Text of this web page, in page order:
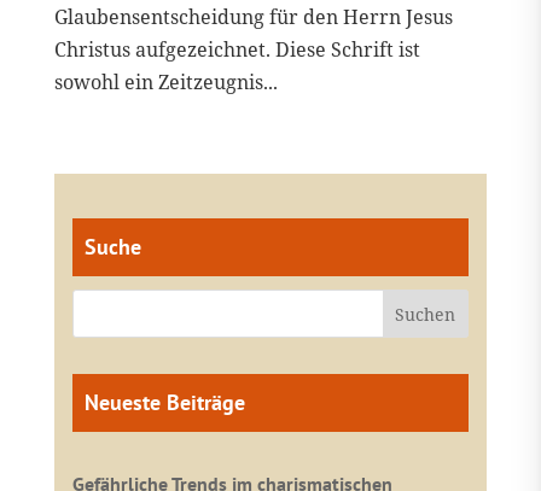
Glaubensentscheidung für den Herrn Jesus
Christus aufgezeichnet. Diese Schrift ist
sowohl ein Zeitzeugnis...
Suche
Neueste Beiträge
Gefährliche Trends im charismatischen